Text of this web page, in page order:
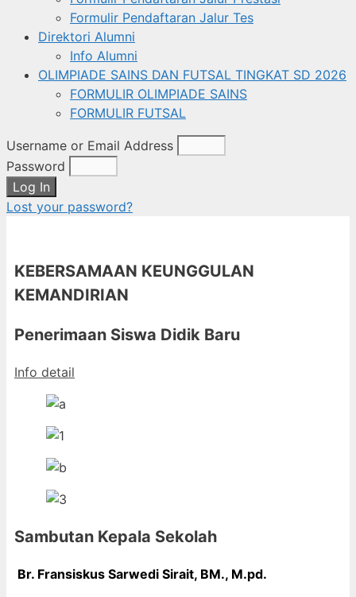
Formulir Pendaftaran Jalur Tes
Direktori Alumni
Info Alumni
OLIMPIADE SAINS DAN FUTSAL TINGKAT SD 2026
FORMULIR OLIMPIADE SAINS
FORMULIR FUTSAL
Username or Email Address
Password
Log In
Lost your password?
KEBERSAMAAN KEUNGGULAN
KEMANDIRIAN
Penerimaan Siswa Didik Baru
Info detail
Sambutan Kepala Sekolah
Br. Fransiskus Sarwedi Sirait, BM., M.pd.